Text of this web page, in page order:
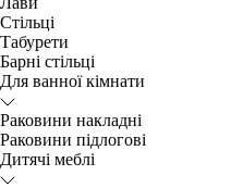
Стільці
Табурети
Барні стільці
Для ванної кімнати
Раковини накладні
Раковини підлогові
Дитячі меблі